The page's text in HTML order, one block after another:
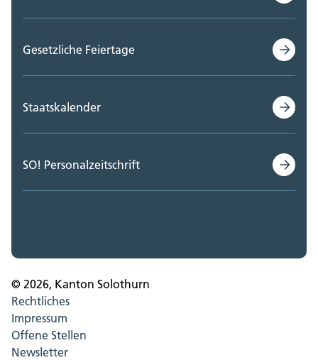
Gesetzliche Feiertage
Staatskalender
SO! Personalzeitschrift
© 2026, Kanton Solothurn
Rechtliches
Impressum
Offene Stellen
Newsletter